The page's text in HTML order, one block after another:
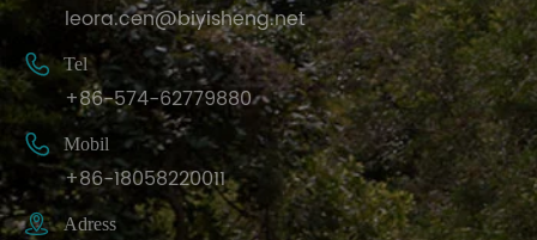
leora.cen@biyisheng.net
 Tel
+86-574-62779880
 Mobil
+86-18058220011
 Adress